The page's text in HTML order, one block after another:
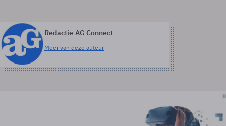
Redactie AG Connect
Meer van deze auteur